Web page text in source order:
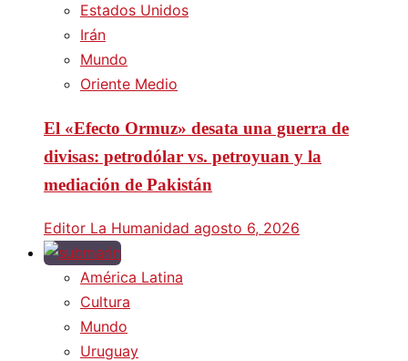
Estados Unidos
Irán
Mundo
Oriente Medio
El «Efecto Ormuz» desata una guerra de
divisas: petrodólar vs. petroyuan y la
mediación de Pakistán
Editor La Humanidad agosto 6, 2026
América Latina
Cultura
Mundo
Uruguay